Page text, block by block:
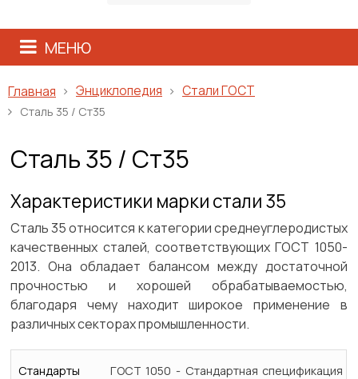
МЕНЮ
Главная Энциклопедия Стали ГОСТ
Сталь 35 / Ст35
Сталь 35 / Ст35
Характеристики марки стали 35
Сталь 35 относится к категории среднеуглеродистых
качественных сталей, соответствующих ГОСТ 1050-
2013. Она обладает балансом между достаточной
прочностью и хорошей обрабатываемостью,
благодаря чему находит широкое применение в
различных секторах промышленности.
Стандарты
ГОСТ 1050 - Стандартная спецификация